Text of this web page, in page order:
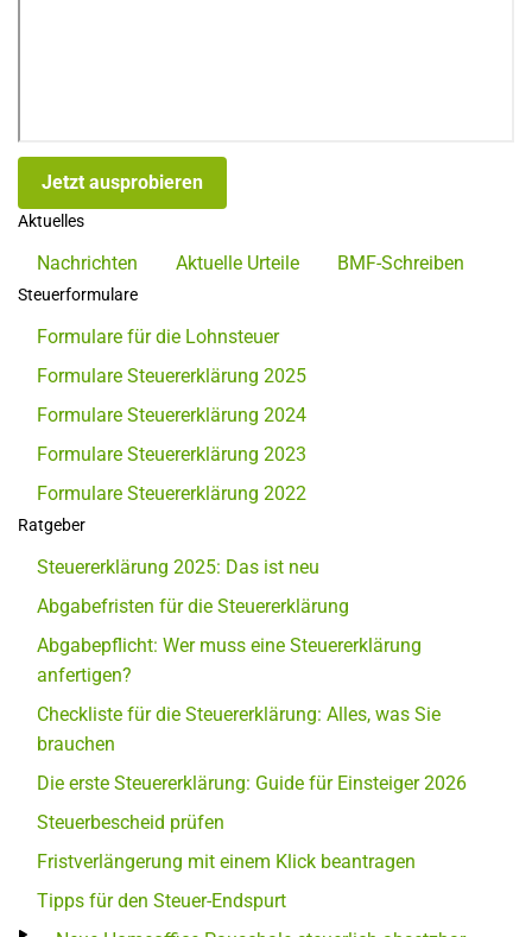
Jetzt ausprobieren
Aktuelles
Nachrichten Aktuelle Urteile BMF-Schreiben
Steuerformulare
Formulare für die Lohnsteuer
Formulare Steuererklärung 2025
Formulare Steuererklärung 2024
Formulare Steuererklärung 2023
Formulare Steuererklärung 2022
Ratgeber
Steuererklärung 2025: Das ist neu
Abgabefristen für die Steuererklärung
Abgabepflicht: Wer muss eine Steuererklärung
anfertigen?
Checkliste für die Steuererklärung: Alles, was Sie
brauchen
Die erste Steuererklärung: Guide für Einsteiger 2026
Steuerbescheid prüfen
Fristverlängerung mit einem Klick beantragen
Tipps für den Steuer-Endspurt